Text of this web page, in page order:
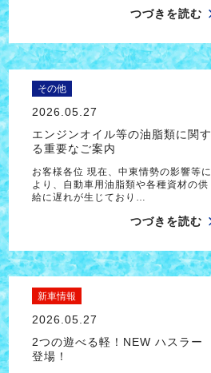
つづきを読む
その他
2026.05.27
エンジンオイル等の油脂類に関す
る重要なご案内
お客様各位 現在、中東情勢の影響等に
より、自動車用油脂類や各種資材の供
給に遅れが生じており…
つづきを読む
新車情報
2026.05.27
2つの遊べる軽！NEW ハスラー
登場！